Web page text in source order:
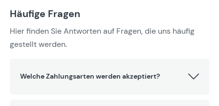
Häufige Fragen
Hier finden Sie Antworten auf Fragen, die uns häufig
gestellt werden.
Welche Zahlungsarten werden akzeptiert?